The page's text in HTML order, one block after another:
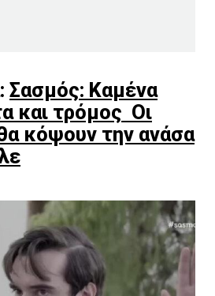
Σασμός: Καμένα
και τρόμος Οι
κόψουν την ανάσα